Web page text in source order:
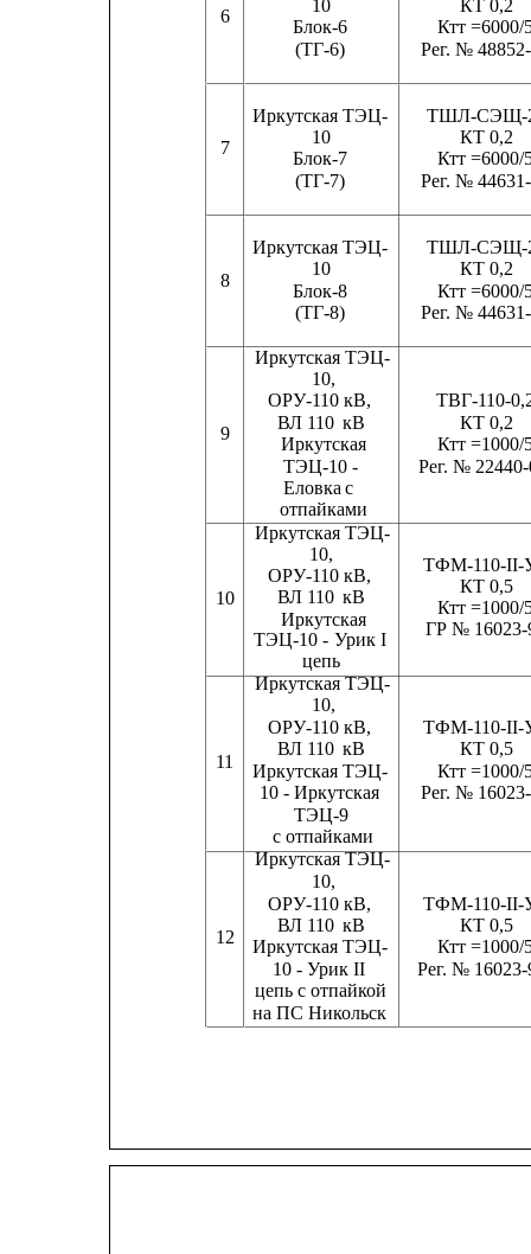
6
7
8
9
10
11
12
10
КТ 0,2
Блок-6
Ктт =6000/
(ТГ-6)
Рег. №
Иркутская ТЭЦ-
ТШЛ-СЭЩ-
10 КТ 0,2
Блок-7
Ктт =6000/
(ТГ-7)
Рег. №
Иркутская ТЭЦ-
ТШЛ-СЭЩ-
10 КТ 0,2
Блок-8
Ктт =6000/
(ТГ-8)
Рег. №
Иркутская ТЭЦ-
10,
ОРУ-110 кВ,
ТВГ-110-
ВЛ 110 кВ КТ 0,2
Иркутская
Ктт =1000/
ТЭЦ-10 -
Рег. №
Еловка с
отпайками
Иркутская ТЭЦ-
10,
Иркутская
КТ 0,5
ОРУ-110 кВ,
ТФМ-110-II-
ВЛ 110 кВ
Ктт =1000/
ТЭЦ-10 - Урик I
ГР № 16023-
цепь
Иркутская ТЭЦ-
10,
ОРУ-110 кВ,
ТФМ-110-II-
ВЛ 110 кВ КТ 0,5
Иркутская ТЭЦ-
Ктт =1000/
10 - Иркутская
Рег. №
ТЭЦ-9
с отпайками
Иркутская ТЭЦ-
10,
ОРУ-110 кВ,
ТФМ-110-II-
ВЛ 110 кВ КТ 0,5
Иркутская ТЭЦ-
Ктт =1000/
10 - Урик II           Рег. № 16023-
цепь с отпайкой
на ПС Никольск